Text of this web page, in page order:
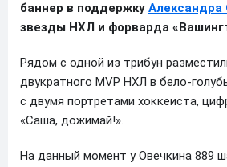
баннер в поддержку Александра
звезды НХЛ и форварда
Рядом с одной из трибун
двукратного MVP НХЛ в бело-
с двумя портретами хоккеиста,
«Саша, дожимай!».
На данный момент у Овечкина 889